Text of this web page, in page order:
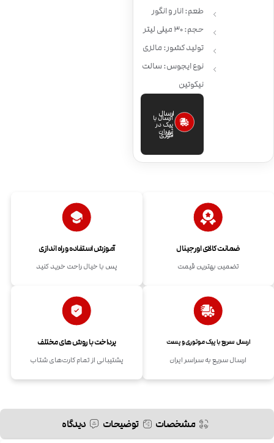
طعم: انار و انگور
حجم: 30 میلی لیتر
تولید کشور: مالزی
نوع ایجوس: سالت
نیکوتین
ارسال
فوری
ارسال با
پیک در
تهران
ضمانت کالای اورجینال
تضمین بهترین قیمت
آموزش استفاده و راه اندازی
پس با خیال راحت خرید کنید
ارسال سریع با پیک موتوری و پست
ارسال سریع به سراسر ایران
پرداخت با روش های مختلف
پشتیبانی از تمام کارت‌های شتاب
مشخصات توضیحات دیدگاه